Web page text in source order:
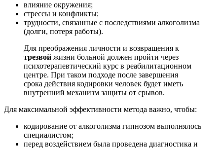
влияние окружения;
стрессы и конфликты;
трудности, связанные с последствиями алкоголизма
(долги, потеря работы).
Для преображения личности и возвращения к
трезвой жизни больной должен пройти через
психотерапевтический курс в реабилитационном
центре. При таком подходе после завершения
срока действия кодировки человек будет иметь
внутренний механизм защиты от срывов.
Для максимальной эффективности метода важно, чтобы:
кодирование от алкоголизма гипнозом выполнялось
специалистом;
перед воздействием была проведена диагностика и